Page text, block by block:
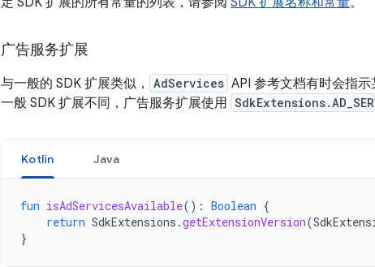
广告服务扩展
与一般的 SDK 扩展类似， AdServices API 参考文档有时会指
一般 SDK 扩展不同，广告服务扩展使用
Kotlin Java
fun isAdServicesAvailable(): Boolean {
return SdkExtensions .getExtensionVersion(
}